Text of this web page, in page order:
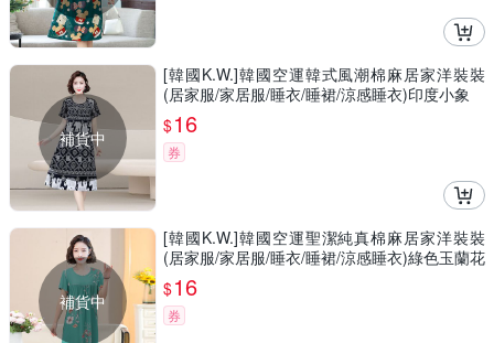
補貨中
[韓國K.W.]韓國空運韓式風潮棉麻居家洋裝裝
(居家服/家居服/睡衣/睡裙/涼感睡衣)印度小象
$16
券
補貨中
[韓國K.W.]韓國空運聖潔純真棉麻居家洋裝裝
(居家服/家居服/睡衣/睡裙/涼感睡衣)綠色玉蘭花
$16
券